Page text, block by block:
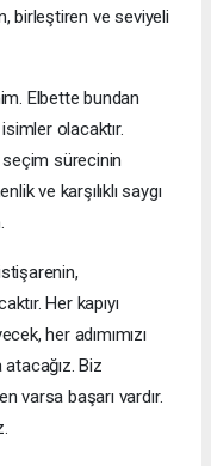
birleştiren ve seviyeli
Elbette bundan
isimler olacaktır.
seçim sürecinin
ve karşılıklı saygı
Her kapıyı
her adımımızı
Biz
varsa başarı vardır.